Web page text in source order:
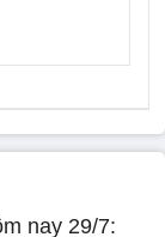
nay 29/7: